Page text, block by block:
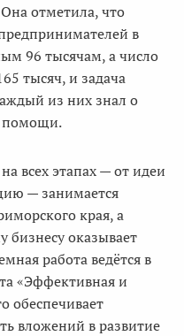
отметила, что
в
96 тысячам, а число
тысяч, и задача
из них знал о
помощи.
всех этапах — от идеи
— занимается
края, а
бизнесу оказывает
работа ведётся в
«Эффективная и
обеспечивает
вложений в развитие